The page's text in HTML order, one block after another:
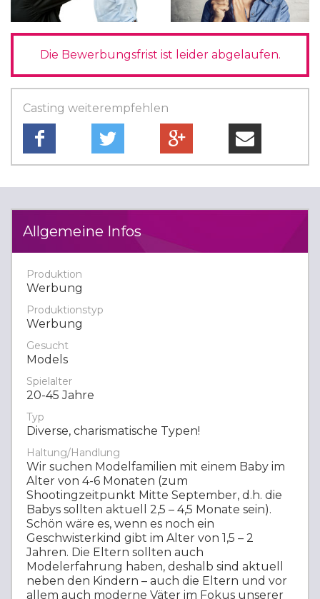
Die Bewerbungsfrist ist leider abgelaufen.
Casting weiterempfehlen
Allgemeine Infos
Produktion
Werbung
Produktionstyp
Werbung
Gesucht
Models
Spielalter
20-45 Jahre
Typ
Diverse, charismatische Typen!
Haltung/Handlung
Wir suchen Modelfamilien mit einem Baby im
Alter von 4-6 Monaten (zum
Shootingzeitpunkt Mitte September, d.h. die
Babys sollten aktuell 2,5 – 4,5 Monate sein).
Schön wäre es, wenn es noch ein
Geschwisterkind gibt im Alter von 1,5 – 2
Jahren. Die Eltern sollten auch
Modelerfahrung haben, deshalb sind aktuell
neben den Kindern – auch die Eltern und vor
allem auch moderne Väter im Fokus unserer